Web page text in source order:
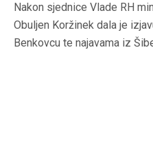
Nakon sjednice Vlade RH
Obuljen Koržinek dala je
Benkovcu te najavama iz